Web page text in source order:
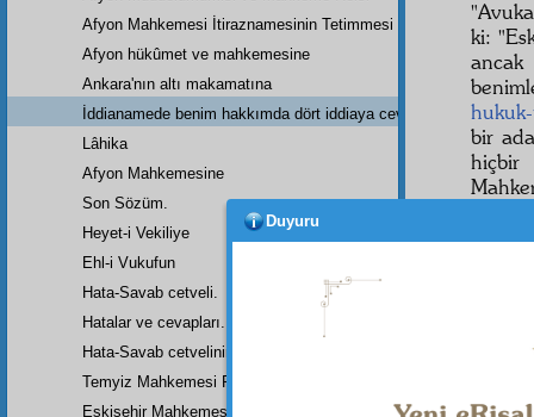
ki:
bir
hiçbir
Afyon Mahkemesi İtiraznamesinin Tetimmesi
Afyon hükûmet ve mahkemesine
Ankara'nın altı makamatına
İddianamede benim hakkımda dört iddiaya cevap
Lâhika
Afyon Mahkemesine
Son Sözüm.
Heyet-i Vekiliye
Ehl-i Vukufun
Hata-Savab cetveli.
Hatalar ve cevapları.
Hata-Savab cetvelinin zeylidir.
Temyiz Mahkemesi Riyasetine:
Eskişehir Mahkemesinde Yazılan Arzuhalin Bir Parçası
Duyuru